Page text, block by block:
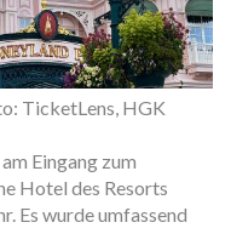
TicketLens, HGK
Eingang zum
Hotel des Resorts
Es wurde umfassend